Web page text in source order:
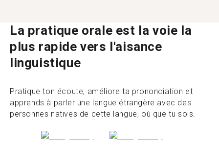
La pratique orale est la voie la
plus rapide vers l'aisance
linguistique
Pratique ton écoute, améliore ta prononciation et
apprends à parler une langue étrangère avec des
personnes natives de cette langue, où que tu sois.